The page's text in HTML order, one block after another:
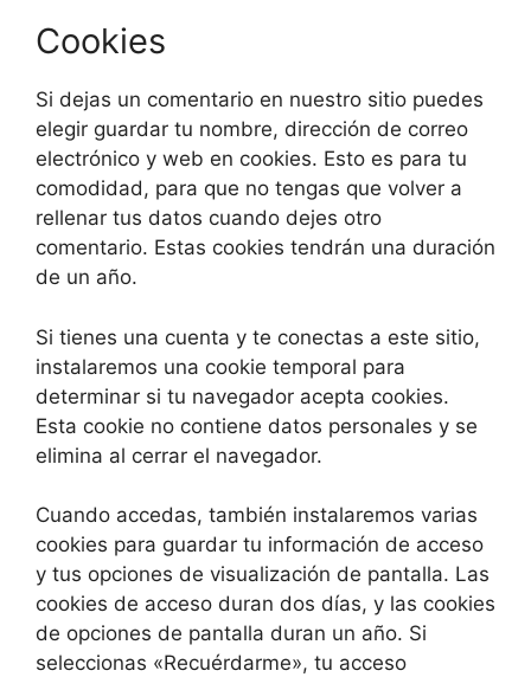
Cookies
Si dejas un comentario en nuestro sitio puedes
elegir guardar tu nombre, dirección de correo
electrónico y web en cookies. Esto es para tu
comodidad, para que no tengas que volver a
rellenar tus datos cuando dejes otro
comentario. Estas cookies tendrán una duración
de un año.
Si tienes una cuenta y te conectas a este sitio,
instalaremos una cookie temporal para
determinar si tu navegador acepta cookies.
Esta cookie no contiene datos personales y se
elimina al cerrar el navegador.
Cuando accedas, también instalaremos varias
cookies para guardar tu información de acceso
y tus opciones de visualización de pantalla. Las
cookies de acceso duran dos días, y las cookies
de opciones de pantalla duran un año. Si
seleccionas «Recuérdarme», tu acceso